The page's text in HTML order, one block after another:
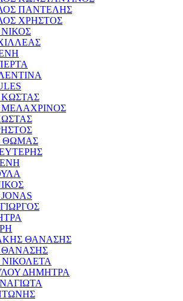
ΠΑΝΤΕΛΗΣ
ΧΡΗΣΤΟΣ
ΘΩΜΑΣ
ΘΑΝΑΣΗΣ
ΔΗΜΗΤΡΑ